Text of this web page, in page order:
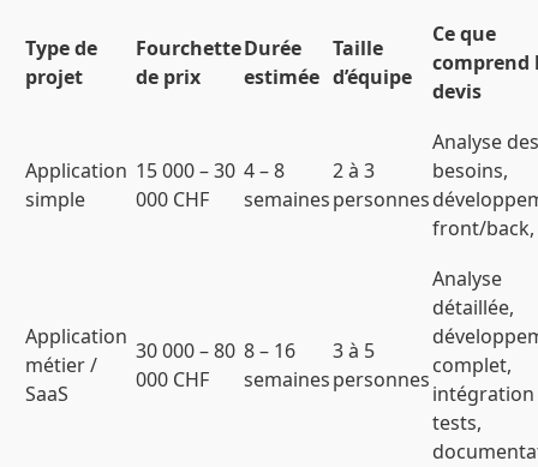
Type de
projet
Fourchette
de prix
Durée
estimée
Taille
d’équipe
Ce que
comprend
devis
Application
simple
15 000 – 30
000 CHF
4 – 8
semaines
2 à 3
personnes
Analyse des
besoins,
front/back,
Application
métier /
SaaS
30 000 – 80
000 CHF
8 – 16
semaines
3 à 5
personnes
Analyse
détaillée,
complet,
intégration
tests,